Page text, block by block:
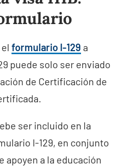
formulario I-129 a
puede solo ser enviado
de Certificación de
ser incluido en la
I-129, en conjunto
apoyen a la educación